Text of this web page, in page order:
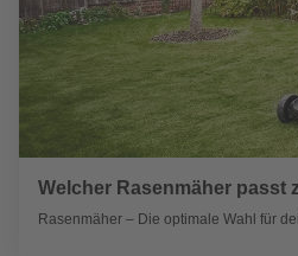
Welcher Rasenmäher passt
Rasenmäher – Die optimale Wahl für